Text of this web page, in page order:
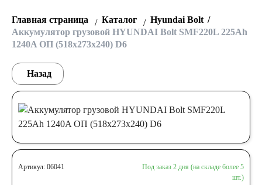
Главная страница Каталог
Hyundai Bolt
Аккумулятор грузовой HYUNDAI Bolt SMF220L 225Ah
1240A ОП (518x273x240) D6
Назад
Артикул: 06041
Под заказ 2 дня (на складе более 5
шт.)